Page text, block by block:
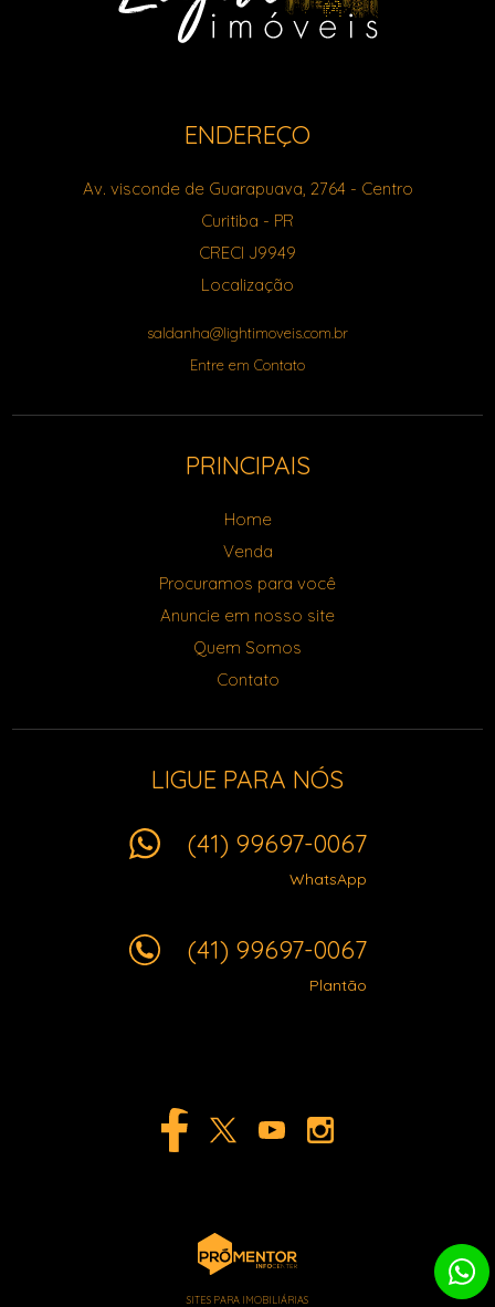
ENDEREÇO
Av. visconde de Guarapuava, 2764- Centro
Curitiba - PR
CRECI J9949
Localização
saldanha@lightimoveis.com.br
Entre em Contato
PRINCIPAIS
Home
Venda
Procuramos para você
Anuncie em nosso site
Quem Somos
Contato
LIGUE PARA NÓS
(41) 99697-0067
WhatsApp
(41) 99697-0067
Plantão
SITES PARA IMOBILIÁRIAS